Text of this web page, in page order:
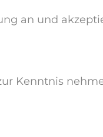
an und
Kenntnis